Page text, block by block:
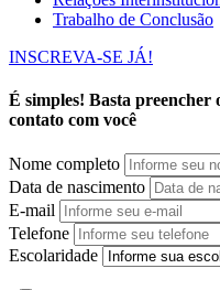
Trabalho de Conclusão
INSCREVA-SE JÁ!
É simples! Basta
contato com você
Nome completo
Data de nascimento
E-mail
Telefone
Escolaridade